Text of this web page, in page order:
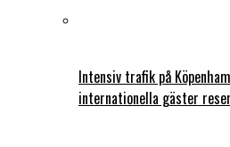
Intensiv trafik på
internationella gäster